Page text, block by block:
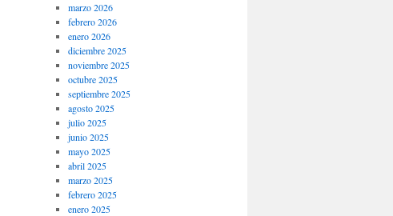
marzo 2026
febrero 2026
enero 2026
diciembre 2025
noviembre 2025
octubre 2025
septiembre 2025
agosto 2025
julio 2025
junio 2025
mayo 2025
abril 2025
marzo 2025
febrero 2025
enero 2025